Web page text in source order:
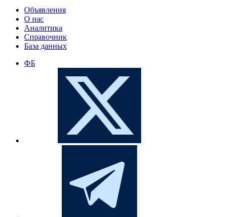
Объявления
О нас
Аналитика
Справочник
База данных
ФБ